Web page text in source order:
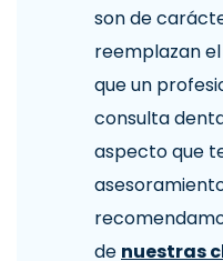
son de
reemplazan
que un
consulta
aspecto que
de nuestras